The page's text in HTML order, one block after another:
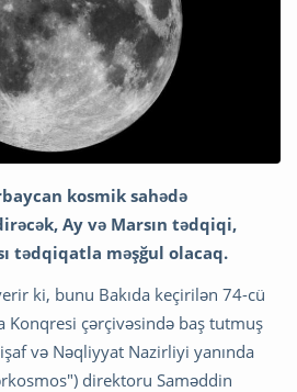
kosmik sahədə
Ay və Marsın tədqiqi,
tədqiqatla məşğul olacaq.
ki, bunu Bakıda keçirilən 74-cü
Konqresi çərçivəsində baş tutmuş
və Nəqliyyat Nazirliyi yanında
direktoru Saməddin